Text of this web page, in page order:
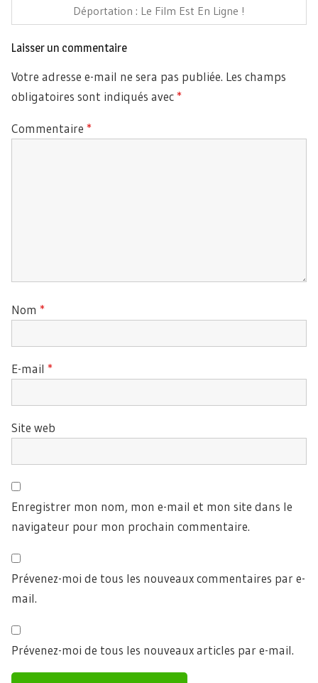
Suivant:
Déportation : Le Film Est En Ligne !
Laisser un commentaire
Votre adresse e-mail ne sera pas publiée. Les champs
obligatoires sont indiqués avec*
Commentaire *
Nom *
E-mail *
Site web
Enregistrer mon nom, mon e-mail et mon site dans le
navigateur pour mon prochain commentaire.
Prévenez-moi de tous les nouveaux commentaires par e-
mail.
Prévenez-moi de tous les nouveaux articles par e-mail.